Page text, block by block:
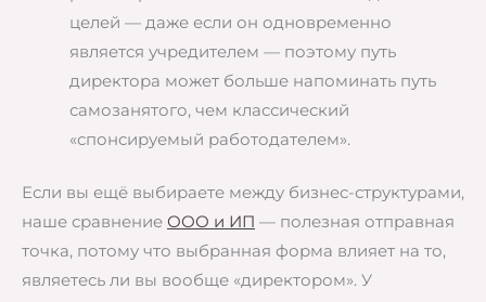
целей — даже если он одновременно
является учредителем — поэтому путь
директора может больше напоминать путь
самозанятого, чем классический
«спонсируемый работодателем».
Если вы ещё выбираете между бизнес-структурами,
наше сравнение ООО и ИП — полезная отправная
точка, потому что выбранная форма влияет на то,
являетесь ли вы вообще «директором». У